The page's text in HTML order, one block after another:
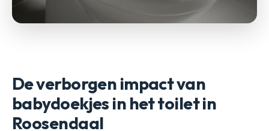
De verborgen impact van
babydoekjes in het toilet in
Roosendaal